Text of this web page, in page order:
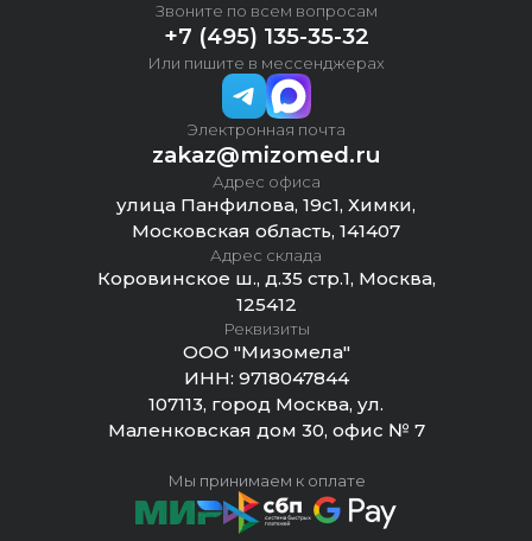
Звоните по всем вопросам
+7 (495) 135-35-32
Или пишите в мессенджерах
Электронная почта
zakaz@mizomed.ru
Адрес офиса
улица Панфилова, 19с1, Химки,
Московская область, 141407
Адрес склада
Коровинское ш., д.35 стр.1, Москва,
125412
Реквизиты
ООО "Мизомела"
ИНН: 9718047844
107113, город Москва, ул.
Маленковская дом 30, офис № 7
Мы принимаем к оплате